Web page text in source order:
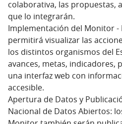
colaborativa, las propuestas,
que lo integrarán.
Implementación del Monitor -
permitirá visualizar las
los distintos organismos del
avances, metas, indicadores,
una interfaz web con
accesible.
Apertura de Datos y
Nacional de Datos Abiertos: